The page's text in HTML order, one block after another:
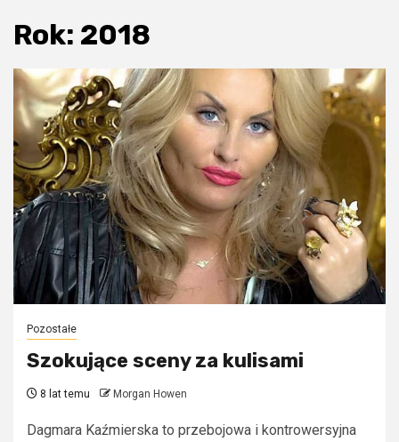
Rok: 2018
Pozostałe
Szokujące sceny za kulisami
8 lat temu Morgan Howen
Dagmara Kaźmierska to przebojowa i kontrowersyjna